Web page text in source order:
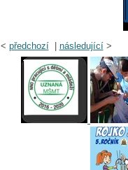
< předchozí| následující>